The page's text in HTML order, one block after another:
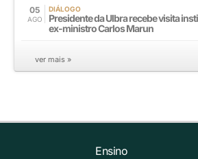
05
AGO
DIÁLOGO
Presidente da Ulbra recebe visita
ex-ministro Carlos Marun
ver mais »
Ensino